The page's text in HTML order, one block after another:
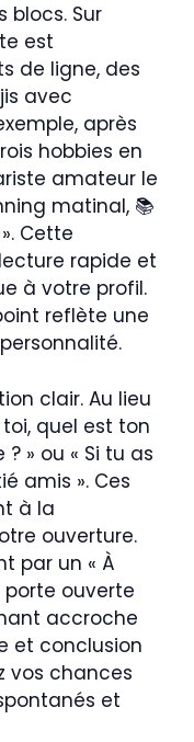
blocs. Sur
est
de ligne, des
avec
après
hobbies en
amateur le
matinal, 📚
Cette
rapide et
à votre profil.
reflète une
clair. Au lieu
toi, quel est ton
» ou « Si tu as
amis ». Ces
à la
ouverture.
par un « À
porte ouverte
accroche
et conclusion
vos chances
et